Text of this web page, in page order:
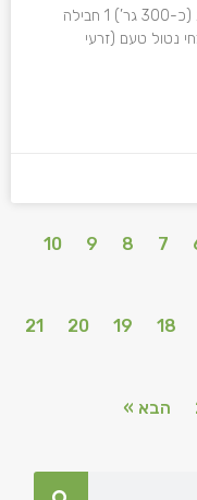
המצרכים: 1/2 חבילה שערות קדאיף טריות (כ-300 גר’) 1 חבילה
כפות שמן צמחי נטול טעם (זרעי
7
8
9
10
18
19
20
21
הבא »